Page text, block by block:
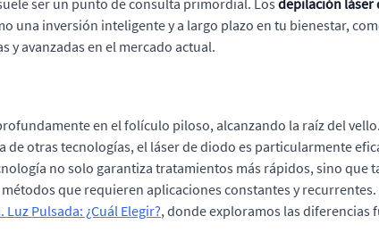
ser un punto de consulta primordial. Los depilación láser
inversión inteligente y a largo plazo en tu bienestar,
y avanzadas en el mercado actual.
en el folículo piloso, alcanzando la raíz del
otras tecnologías, el láser de diodo es particularmente
no solo garantiza tratamientos más rápidos, sino que
que requieren aplicaciones constantes y
Pulsada: ¿Cuál Elegir?, donde exploramos las diferencias